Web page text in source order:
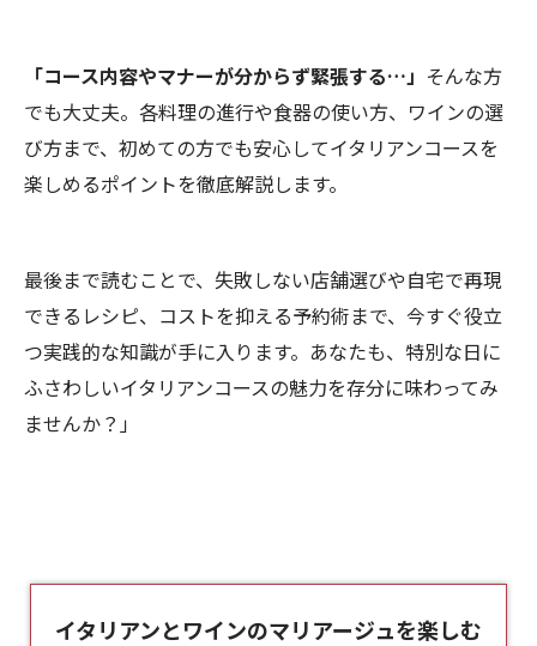
「コース内容やマナーが分からず緊張する…」 そんな方
でも大丈夫。各料理の進行や食器の使い方、ワインの選
び方まで、初めての方でも安心してイタリアンコースを
楽しめるポイントを徹底解説します。
最後まで読むことで、失敗しない店舗選びや自宅で再現
できるレシピ、コストを抑える予約術まで、今すぐ役立
つ実践的な知識が手に入ります。あなたも、特別な日に
ふさわしいイタリアンコースの魅力を存分に味わってみ
ませんか？」
イタリアンとワインのマリアージュを楽しむ